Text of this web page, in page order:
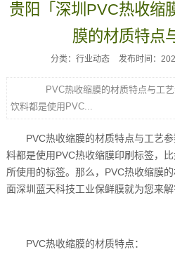
贵阳「深圳PVC热收缩
膜的材质特点
分类：行业动态 发布时间：
PVC热收缩膜的材质特点与工艺
饮料都是使用PVC...
PVC热收缩膜的材质特点与工艺参
料都是使用PVC热收缩膜印刷标签，
所使用的标签。那么，PVC热收缩膜
面深圳蓝天科技工业保鲜膜就为您来解
PVC热收缩膜的材质特点：